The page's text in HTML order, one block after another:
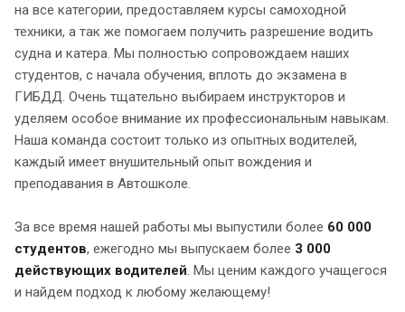
на все категории, предоставляем курсы самоходной
техники, а так же помогаем получить разрешение водить
судна и катера. Мы полностью сопровождаем наших
студентов, с начала обучения, вплоть до экзамена в
ГИБДД. Очень тщательно выбираем инструкторов и
уделяем особое внимание их профессиональным навыкам.
Наша команда состоит только из опытных водителей,
каждый имеет внушительный опыт вождения и
преподавания в Автошколе.
За все время нашей работы мы выпустили более 60 000
студентов, ежегодно мы выпускаем более 3 000
действующих водителей. Мы ценим каждого учащегося
и найдем подход к любому желающему!